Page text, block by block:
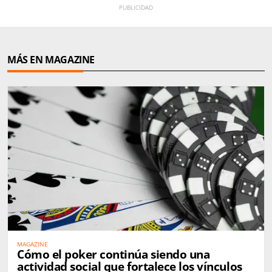
MÁS EN MAGAZINE
MAGAZINE
Cómo el poker continúa siendo una
actividad social que fortalece los vínculos